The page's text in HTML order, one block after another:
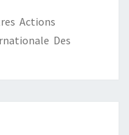
Actions
Des